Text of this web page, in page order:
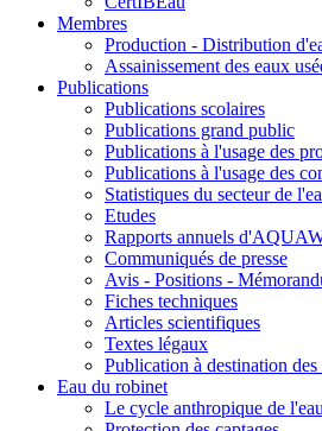
Membres
Production - Distribution
Assainissement des eaux
Publications
Publications scolaires
Publications grand public
Publications à l'usage des
Publications à l'usage des
Statistiques du secteur de
Etudes
Rapports annuels
Communiqués de presse
Avis - Positions -
Fiches techniques
Articles scientifiques
Textes légaux
Publication à destination des
Eau du robinet
Le cycle anthropique de l'eau